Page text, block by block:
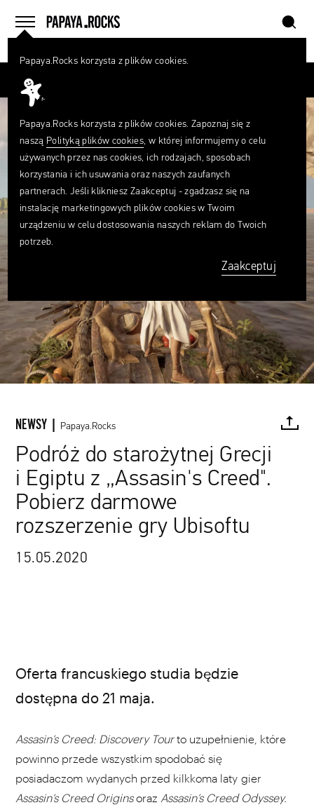
menu
home szukaj
NEWSY | Papaya.Rocks
Podróż do starożytnej Grecji
i Egiptu z „Assasin's Creed".
Pobierz darmowe
rozszerzenie gry Ubisoftu
15.05.2020
FACEBOOK TWITTER
Oferta francuskiego studia będzie
dostępna do 21 maja.
Assasin’s Creed: Discovery Tourto uzupełnienie, które
powinno przede wszystkim spodobać się
posiadaczom wydanych przed kilkkoma laty gier
Assasin’s Creed Originsoraz Assasin’s Creed Odyssey.
Papaya.Rocks korzysta z plików cookies.
Papaya.Rocks korzysta z plików cookies. Zapoznaj się z
naszą Polityką plików cookies, w której informujemy o celu
używanych przez nas cookies, ich rodzajach, sposobach
korzystania i ich usuwania oraz naszych zaufanych
partnerach. Jeśli klikniesz Zaakceptuj - zgadzasz się na
instalację marketingowych plików cookies w Twoim
urządzeniu w celu dostosowania naszych reklam do Twoich
potrzeb.
Zaakceptuj
Czego
szukasz?